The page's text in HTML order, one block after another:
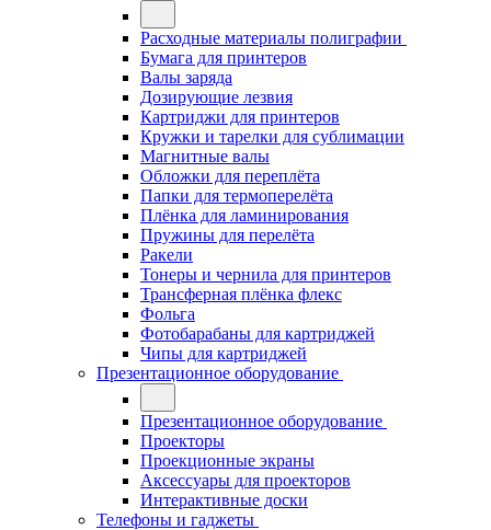
Расходные материалы полиграфии
Бумага для принтеров
Валы заряда
Дозирующие лезвия
Картриджи для принтеров
Кружки и тарелки для сублимации
Магнитные валы
Обложки для переплёта
Папки для термоперелёта
Плёнка для ламинирования
Пружины для перелёта
Ракели
Тонеры и чернила для принтеров
Трансферная плёнка флекс
Фольга
Фотобарабаны для картриджей
Чипы для картриджей
Презентационное оборудование
Презентационное оборудование
Проекторы
Проекционные экраны
Аксессуары для проекторов
Интерактивные доски
Телефоны и гаджеты